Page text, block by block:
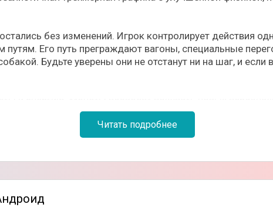
без изменений. Игрок контролирует действия
Его путь преграждают вагоны, специальные
Будьте уверены они не отстанут ни на шаг, и
для активации ховерборда. По мере прохождения
помогают персонажу убежать от преследователей
их по максимуму и заработать все достижения.
способностями;
анимация;
Читать подробнее